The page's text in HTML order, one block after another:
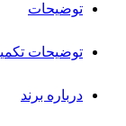
توضیحات
توضیحات
درباره برند